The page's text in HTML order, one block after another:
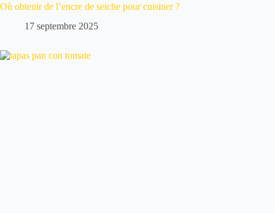
Où obtenir de l’encre de seiche pour cuisiner ?
17 septembre 2025